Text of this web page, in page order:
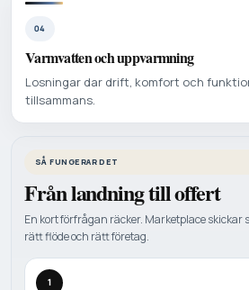
04
Varmvatten och uppvarmning
Losningar dar drift, komfort och
tillsammans.
SÅ FUNGERAR DET
Från landning till offert
En kort förfrågan räcker. Marketplace skickar
rätt flöde och rätt företag.
1